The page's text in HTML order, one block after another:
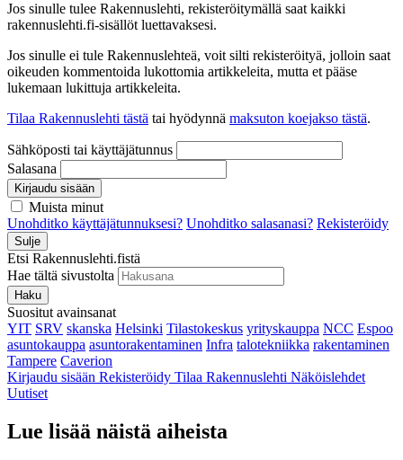
Jos sinulle tulee Rakennuslehti, rekisteröitymällä saat kaikki
rakennuslehti.fi-sisällöt luettavaksesi.
Jos sinulle ei tule Rakennuslehteä, voit silti rekisteröityä, jolloin saat
oikeuden kommentoida lukottomia artikkeleita, mutta et pääse
lukemaan lukittuja artikkeleita.
Tilaa Rakennuslehti tästä tai hyödynnä maksuton koejakso tästä.
Sähköposti tai käyttäjätunnus
Salasana
Kirjaudu sisään
Muista minut
Unohditko käyttäjätunnuksesi? Unohditko salasanasi? Rekisteröidy
Sulje
Etsi Rakennuslehti.fistä
Hae tältä sivustolta
Haku
Suositut avainsanat
YIT SRV skanska Helsinki Tilastokeskus yrityskauppa NCC Espoo
asuntokauppa asuntorakentaminen Infra talotekniikka rakentaminen
Tampere Caverion
Kirjaudu sisään Rekisteröidy Tilaa Rakennuslehti Näköislehdet
Uutiset
Lue lisää näistä aiheista